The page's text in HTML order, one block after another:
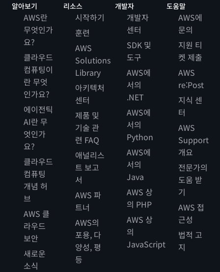
알아보기
AWS란
무엇인가
요?
클라우드
컴퓨팅이
란 무엇
인가요?
에이전틱
AI란 무
엇인가
요?
클라우드
컴퓨팅
개념 허
브
AWS 클
라우드
보안
새로운
소식
리소스
시작하기
훈련
AWS
Solutions
Library
아키텍처
센터
제품 및
기술 관
련 FAQ
애널리스
트 보고
서
AWS 파
트너
AWS의
포용, 다
양성, 평
등
개발자
개발자
센터
SDK 및
도구
AWS에
서의
.NET
AWS에
서의
Python
AWS에
서의
Java
AWS 상
의 PHP
AWS 상
의
JavaScript
도움말
AWS에
문의
지원 티
켓 제출
AWS
re:Post
지식 센
터
AWS
Support
개요
전문가의
도움 받
기
AWS 접
근성
법적 고
지